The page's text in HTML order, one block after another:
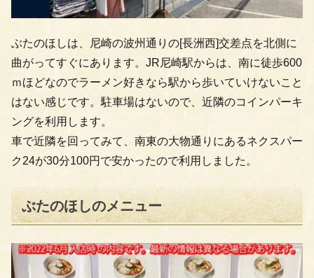
ぶたのほしは、尼崎の波州通りの[長洲西]交差点を北側に
曲がってすぐにあります。JR尼崎駅からは、南に徒歩600
ｍほどなのでラーメン好きなら駅から歩いていけないこと
はない感じです。駐車場はないので、近隣のコインパーキ
ングを利用します。
車で近隣を回ってみて、南東の大物通りにあるネクスパー
ク24が30分100円で安かったので利用しました。
ぶたのほしのメニュー